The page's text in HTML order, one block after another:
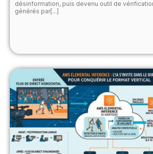
désinformation, puis devenu outil de
générés par[...]